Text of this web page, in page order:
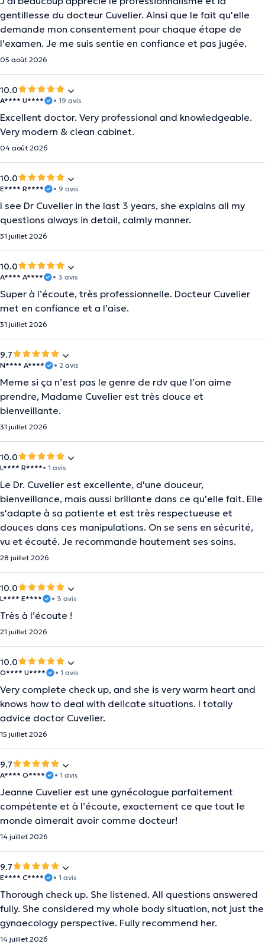
gentillesse du docteur Cuvelier. Ainsi que le fait qu'elle
demande mon consentement pour chaque étape de
l'examen. Je me suis sentie en confiance et pas jugée.
05 août 2026
10.0
A**** U**** • 19 avis
Excellent doctor. Very professional and knowledgeable.
Very modern & clean cabinet.
04 août 2026
10.0
E**** R**** • 9 avis
I see Dr Cuvelier in the last 3 years, she explains all my
questions always in detail, calmly manner.
31 juillet 2026
10.0
A**** A**** • 3 avis
Super à l’écoute, très professionnelle. Docteur Cuvelier
met en confiance et a l’aise.
31 juillet 2026
9.7
N**** A**** • 2 avis
Meme si ça n’est pas le genre de rdv que l’on aime
prendre, Madame Cuvelier est très douce et
bienveillante.
31 juillet 2026
10.0
L**** R****• 1 avis
Le Dr. Cuvelier est excellente, d'une douceur,
bienveillance, mais aussi brillante dans ce qu'elle fait. Elle
s'adapte à sa patiente et est très respectueuse et
douces dans ces manipulations. On se sens en sécurité,
vu et écouté. Je recommande hautement ses soins.
28 juillet 2026
10.0
L**** E**** • 3 avis
Très à l’écoute !
21 juillet 2026
10.0
O**** U**** • 1 avis
Very complete check up, and she is very warm heart and
knows how to deal with delicate situations. I totally
advice doctor Cuvelier.
15 juillet 2026
9.7
A**** O**** • 1 avis
Jeanne Cuvelier est une gynécologue parfaitement
compétente et à l’écoute, exactement ce que tout le
monde aimerait avoir comme docteur!
14 juillet 2026
9.7
E**** C**** • 1 avis
Thorough check up. She listened. All questions answered
fully. She considered my whole body situation, not just the
gynaecology perspective. Fully recommend her.
14 juillet 2026